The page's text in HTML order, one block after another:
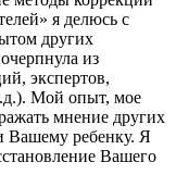
я делюсь с
других
из
экспертов,
Мой опыт, мое
мнение других
Вашему ребенку. Я
Вашего